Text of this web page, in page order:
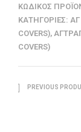
ΚΩΔΙΚΌΣ
ΚΑΤΗΓΟΡΊΕΣ: ΑΓ
COVERS),
COVERS)
PREVIOUS